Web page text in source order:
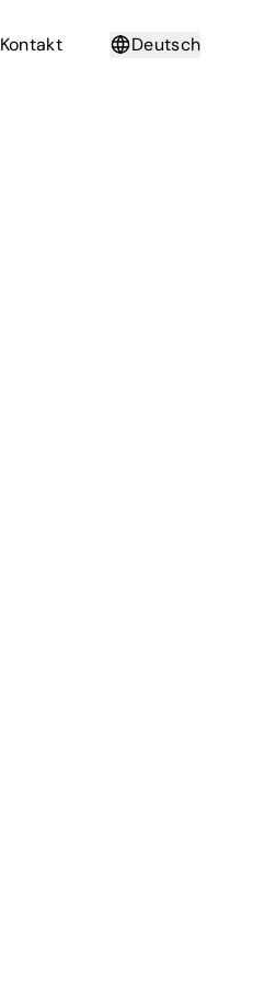
Kontakt
Deutsch